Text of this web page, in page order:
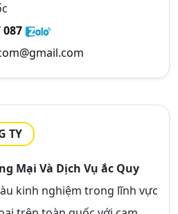
087
TY
Mại Và Dịch Vụ ắc Quy
kinh nghiệm trong lĩnh vực